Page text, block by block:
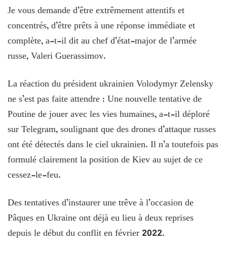
Je vous demande d’être extrêmement attentifs et
concentrés, d’être prêts à une réponse immédiate et
complète, a-t-il dit au chef d’état-major de l’armée
russe, Valeri Guerassimov.
La réaction du président ukrainien Volodymyr Zelensky
ne s’est pas faite attendre : Une nouvelle tentative de
Poutine de jouer avec les vies humaines, a-t-il déploré
sur Telegram, soulignant que des drones d’attaque russes
ont été détectés dans le ciel ukrainien. Il n’a toutefois pas
formulé clairement la position de Kiev au sujet de ce
cessez-le-feu.
Des tentatives d’instaurer une trêve à l’occasion de
Pâques en Ukraine ont déjà eu lieu à deux reprises
depuis le début du conflit en février 2022.